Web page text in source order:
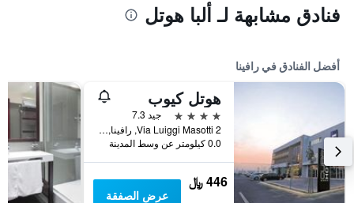
فنادق مشابهة لـ ألبا هوتل
أفضل الفنادق في رافينا
هوتل كيوب
4 نجوم
جيد 7.3
Via Luiggi Masotti 2, رافينا, مقاطعة رافينا, إيطاليا
0.0 كيلومتر عن وسط المدينة
446 ﷼
عرض الصفقة